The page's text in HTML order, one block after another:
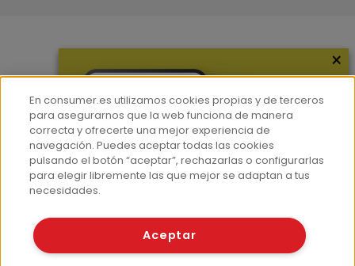
Hemeroteca
Contacto
Prensa
Corpus Lingüístico Consumer
© Fundación EROSKI
×
En consumer.es utilizamos cookies propias y de terceros
para asegurarnos que la web funciona de manera
correcta y ofrecerte una mejor experiencia de
navegación. Puedes aceptar todas las cookies
pulsando el botón “aceptar”, rechazarlas o configurarlas
para elegir libremente las que mejor se adaptan a tus
necesidades.
Aceptar